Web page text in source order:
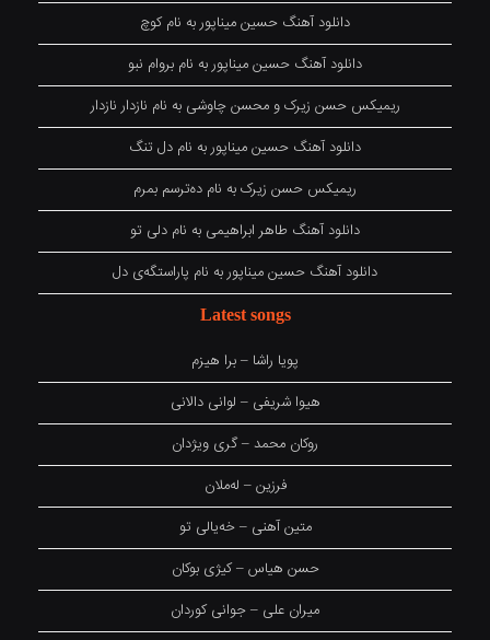
دانلود آهنگ حسین میناپور به نام کوچ
دانلود آهنگ حسین میناپور به نام بروام نبو
ریمیکس حسن زیرک و محسن چاوشی به نام نازدار نازدار
دانلود آهنگ حسین میناپور به نام دل تنگ
ریمیکس حسن زیرک به نام دەترسم بمرم
دانلود آهنگ طاهر ابراهیمی به نام دلی تو
دانلود آهنگ حسین میناپور به نام پاراستگەی دل
Latest songs
پویا راشا – برا هیزم
هیوا شریفی – لوانی دالانی
روکان محمد – گری ویژدان
فرزین – لەملان
متین آهنی – خەیالی تو
حسن هیاس – کیژی بوکان
میران علی – جوانی کوردان